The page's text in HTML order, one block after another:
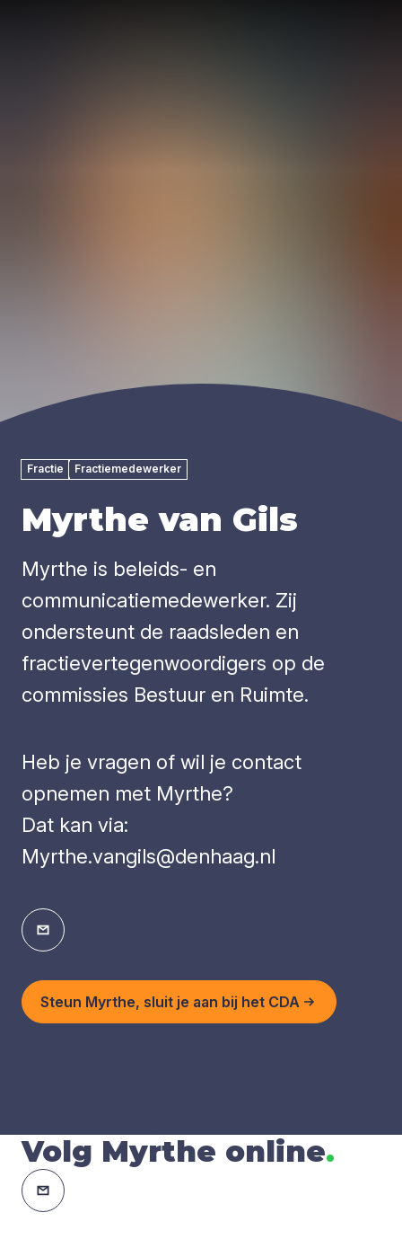
Fractie Fractiemedewerker
Myrthe van Gils
Myrthe is beleids- en
communicatiemedewerker. Zij
ondersteunt de raadsleden en
fractievertegenwoordigers op de
commissies Bestuur en Ruimte.
Heb je vragen of wil je contact
opnemen met Myrthe?
Dat kan via:
Myrthe.vangils@denhaag.nl
Steun Myrthe, sluit je aan bij het CDA
Volg Myrthe online.